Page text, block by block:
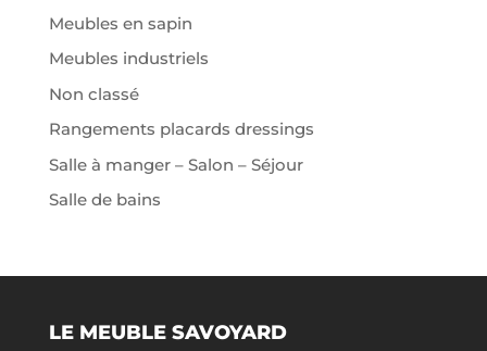
Meubles en sapin
Meubles industriels
Non classé
Rangements placards dressings
Salle à manger – Salon – Séjour
Salle de bains
LE MEUBLE SAVOYARD